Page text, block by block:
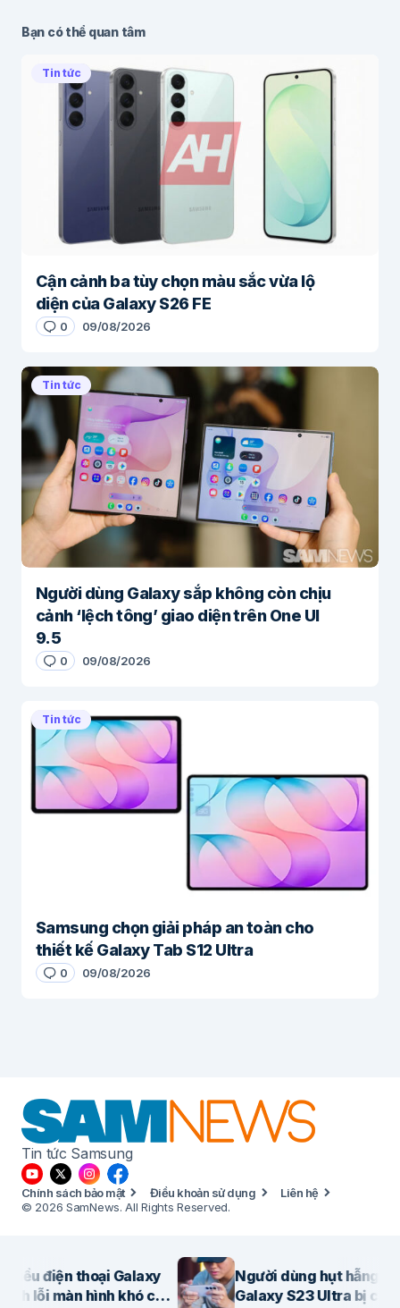
Bạn có thể quan tâm
Tin tức
Cận cảnh ba tùy chọn màu sắc vừa lộ
diện của Galaxy S26 FE
0 09/08/2026
Tin tức
Người dùng Galaxy sắp không còn chịu
cảnh ‘lệch tông’ giao diện trên One UI
9.5
0 09/08/2026
Tin tức
Samsung chọn giải pháp an toàn cho
thiết kế Galaxy Tab S12 Ultra
0 09/08/2026
Tin tức Samsung
Chính sách bảo mật Điều khoản sử dụng
Liên hệ
© 2026 SamNews. All Rights Reserved.
điện thoại Galaxy
lỗi màn hình khó chịu
Người dùng hụt hẫng vì
Galaxy S23 Ultra bị cắt